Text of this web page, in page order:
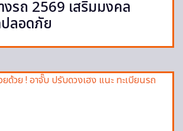
งรถ 2569 เสริมมงคล
ลอดภัย